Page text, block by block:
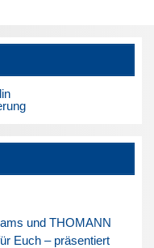
und THOMANN
Euch – präsentiert